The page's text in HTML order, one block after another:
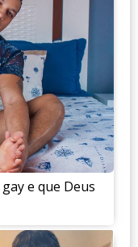
e que Deus